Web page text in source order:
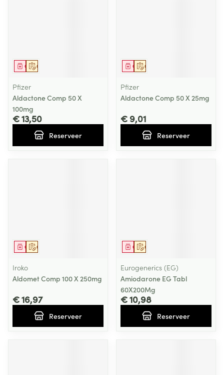
Op voorschrift
Geneesmiddel
Pfizer
Aldactone Comp 50 X
100mg
€ 13,50
Reserveer
Op voorschrift
Geneesmiddel
Pfizer
Aldactone Comp 50 X 25mg
€ 9,01
Reserveer
Op voorschrift
Geneesmiddel
Iroko
Aldomet Comp 100 X 250mg
€ 16,97
Reserveer
Op voorschrift
Geneesmiddel
Eurogenerics (EG)
Amiodarone EG Tabl
60X200Mg
€ 10,98
Reserveer